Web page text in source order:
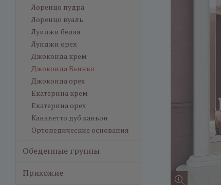
Лоренцо пудра
Лоренцо вуаль
Луиджи белая
Луиджи орех
Джоконда крем
Джоконда Бьянко
Джоконда орех
Екатерина крем
Екатерина орех
Каналетто дуб каньон
Ортопедические основания
Обеденные группы
Прихожие